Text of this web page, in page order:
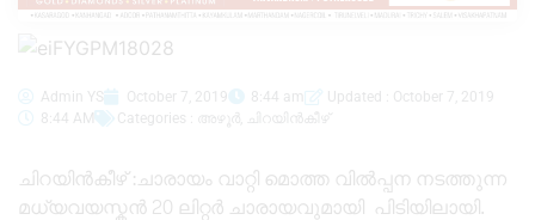
Admin YS October 7, 2019 8:44 am
Updated : October 7, 2019
8:44 AM
Categories : അഴൂർ ചിറയിൻകീഴ്
ചിറയിൻകീഴ് :ചാരായം വാറ്റി മൊത്ത വിൽപ്പന നടത്തുന്ന
മധ്യവയസ്കൻ 20 ലിറ്റർ ചാരായവുമായി പിടിയിലായി.